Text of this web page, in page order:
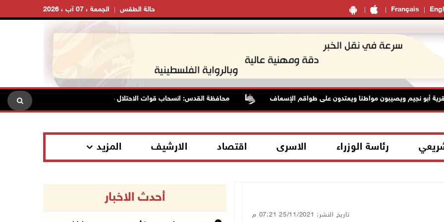
Français الجمعة ، 07 آب ، 2026 حالة الطقس
نجيم ويصيبون مواطنا ويعتدون على طواقم الإسعاف محافظة القدس: انسحاب قوات الاحتلال من مخيم قلنديا وكفر عقب بعد عدوان استمر
رئاسة الوزراء الاسرى اقتصاد الارشيف المزيد
تاريخ النشر: 25/11/2021 07:21 م
أحدث الاخبار